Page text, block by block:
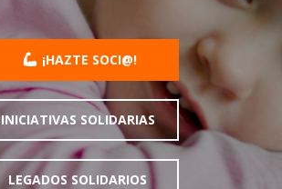
¡HAZTE SOCI@!
INICIATIVAS SOLIDARIAS
LEGADOS SOLIDARIOS